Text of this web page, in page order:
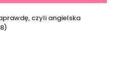
czyli angielska